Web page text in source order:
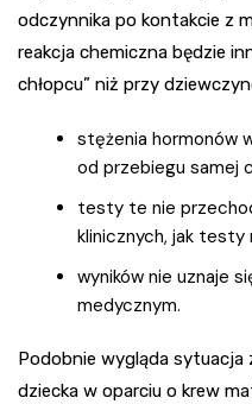
odczynnika po kontakcie z
reakcja chemiczna będzie
chłopcu” niż przy
stężenia hormonów
od przebiegu samej
testy te nie
klinicznych, jak testy
wyników nie uznaje
medycznym.
Podobnie wygląda sytuacja
dziecka w oparciu o krew